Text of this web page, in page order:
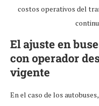
costos operativos del
El ajuste en
con operador
vigente
En el caso de los